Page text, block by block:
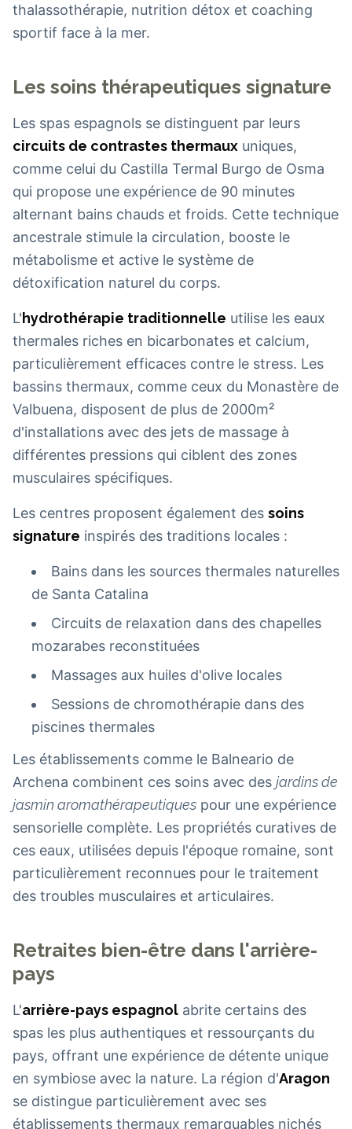
thalassothérapie, nutrition détox et coaching
sportif face à la mer.
Les soins thérapeutiques signature
Les spas espagnols se distinguent par leurs
circuits de contrastes thermaux uniques,
comme celui du Castilla Termal Burgo de Osma
qui propose une expérience de 90 minutes
alternant bains chauds et froids. Cette technique
ancestrale stimule la circulation, booste le
métabolisme et active le système de
détoxification naturel du corps.
L'hydrothérapie traditionnelle utilise les eaux
thermales riches en bicarbonates et calcium,
particulièrement efficaces contre le stress. Les
bassins thermaux, comme ceux du Monastère de
Valbuena, disposent de plus de 2000m²
d'installations avec des jets de massage à
différentes pressions qui ciblent des zones
musculaires spécifiques.
Les centres proposent également des soins
signature inspirés des traditions locales :
Bains dans les sources thermales naturelles
de Santa Catalina
Circuits de relaxation dans des chapelles
mozarabes reconstituées
Massages aux huiles d'olive locales
Sessions de chromothérapie dans des
piscines thermales
Les établissements comme le Balneario de
Archena combinent ces soins avec des jardins de
jasmin aromathérapeutiques pour une expérience
sensorielle complète. Les propriétés curatives de
ces eaux, utilisées depuis l'époque romaine, sont
particulièrement reconnues pour le traitement
des troubles musculaires et articulaires.
Retraites bien-être dans l'arrière-
pays
L'arrière-pays espagnol abrite certains des
spas les plus authentiques et ressourçants du
pays, offrant une expérience de détente unique
en symbiose avec la nature. La région d'Aragon
se distingue particulièrement avec ses
établissements thermaux remarquables nichés